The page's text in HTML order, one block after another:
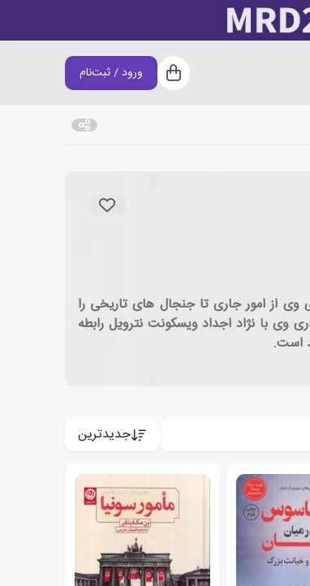
سبد خرید
ورود / ثبت‌نام
است. ستون های وی از امور جاری تا جنجال های تاریخی را
وی با نژاد اجداد ویسکونت نترویل رابطه
جدیدترین